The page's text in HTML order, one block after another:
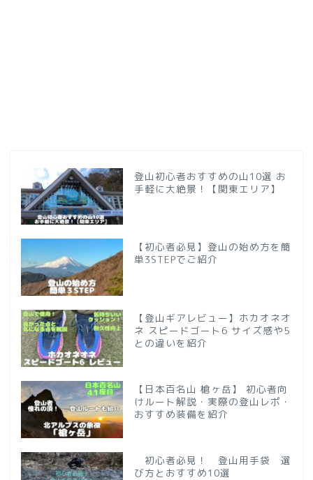
登山初心者おすすめの山10選 お
手軽に大絶景！【関東エリア】
【初心者必見】登山の始め方を簡
単3STEPでご紹介
【登山ギアレビュー】ホカオネオ
ネ スピードゴート6 サイズ感や5
との違いを紹介
【日本百名山 槍ヶ岳】 初心者向
けルート解説・実際の登山レポ・
おすすめ装備を紹介
初心者必見！ 登山用手袋 選
び方とおすすめ10選